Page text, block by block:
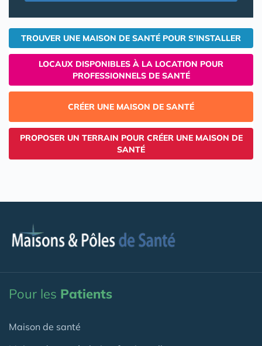
TROUVER UNE MAISON DE SANTÉ POUR S'INSTALLER
LOCAUX DISPONIBLES À LA LOCATION POUR
PROFESSIONNELS DE SANTÉ
CRÉER UNE MAISON DE SANTÉ
PROPOSER UN TERRAIN POUR CRÉER UNE MAISON DE
SANTÉ
Pour les Patients
Maison de santé